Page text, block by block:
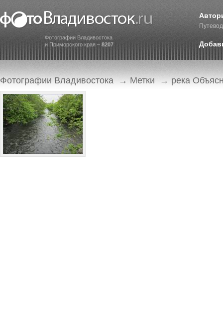
Фотографии Владивостока
и Приморского края – 8207
Фотографии Владивостока → Метки → река